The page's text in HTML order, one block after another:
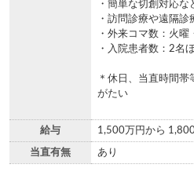
・簡単な切創対応
・訪問診療や遠隔
・外来コマ数：火
・入院患者数：2名
＊休日、当直時間
がたい
給与 1,500万円から
当直有無 あり